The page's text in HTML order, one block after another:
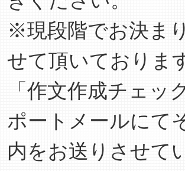
※現段階でお決ま
せて頂いておりま
「作文作成チェ
ポートメールにて
内をお送りさせて